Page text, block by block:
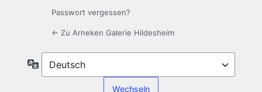
Passwort vergessen?
← Zu Arneken Galerie Hildesheim
Sprache